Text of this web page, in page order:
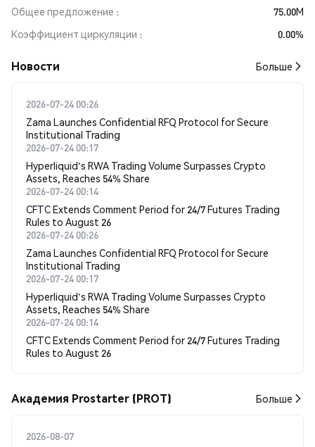
Общее предложение
75.00M
Коэффициент циркуляции
0.00%
Новости Больше
2026-07-24 00:26
Zama Launches Confidential RFQ Protocol for Secure
Institutional Trading
2026-07-24 00:17
Hyperliquid's RWA Trading Volume Surpasses Crypto
Assets, Reaches 54% Share
2026-07-24 00:14
CFTC Extends Comment Period for 24/7 Futures Trading
Rules to August 26
2026-07-24 00:26
Zama Launches Confidential RFQ Protocol for Secure
Institutional Trading
2026-07-24 00:17
Hyperliquid's RWA Trading Volume Surpasses Crypto
Assets, Reaches 54% Share
2026-07-24 00:14
CFTC Extends Comment Period for 24/7 Futures Trading
Rules to August 26
Академия Prostarter (PROT) Больше
2026-08-07